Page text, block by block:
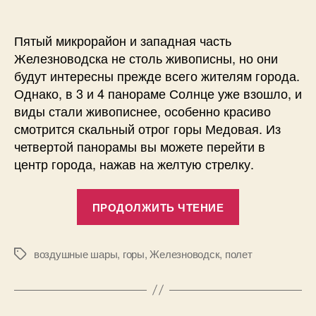
Пятый микрорайон и западная часть
Железноводска не столь живописны, но они
будут интересны прежде всего жителям города.
Однако, в 3 и 4 панораме Солнце уже взошло, и
виды стали живописнее, особенно красиво
смотрится скальный отрог горы Медовая. Из
четвертой панорамы вы можете перейти в
центр города, нажав на желтую стрелку.
ПРОДОЛЖИТЬ ЧТЕНИЕ
с
—
Меткивоздушные шары, горы, Железноводск, полет